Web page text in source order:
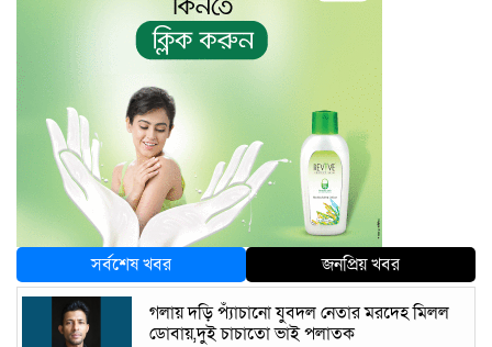
সর্বশেষ খবর
জনপ্রিয় খবর
গলায় দড়ি প্যাঁচানো যুবদল নেতার মরদেহ মিলল
ডোবায়,দুই চাচাতো ভাই পলাতক